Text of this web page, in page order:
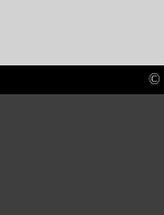
©